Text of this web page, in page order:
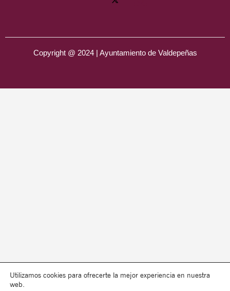
Copyright @ 2024 | Ayuntamiento de Valdepeñas
Utilizamos cookies para ofrecerte la mejor experiencia en nuestra
web.